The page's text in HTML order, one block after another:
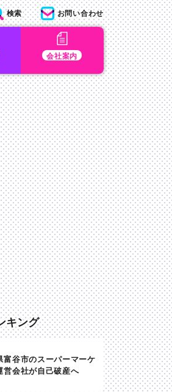
会社案内
検索 お問い合わせ
キング
富谷市のスーパーマーケ
営会社が自己破産へ